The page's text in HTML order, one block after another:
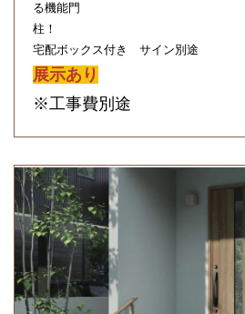
る機能門
柱
宅配ボックス付き サイン別途
展示あり
※工事費別途